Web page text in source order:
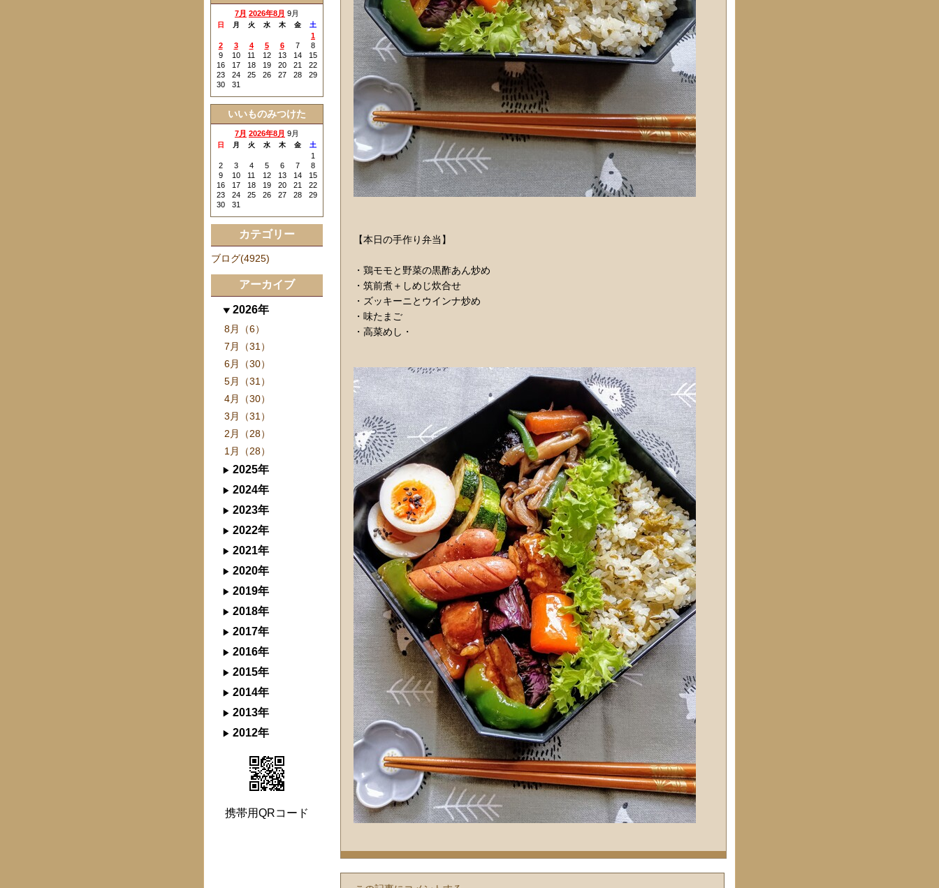
【本日の手作り弁当】
・鶏モモと野菜の黒酢あん炒め
・筑前煮＋しめじ炊合せ
・ズッキーニとウインナ炒め
・味たまご
・高菜めし・
7月 2026年8月 9月
日 月 火 水 木 金 土
1
2
3 4 5 6 7
8
9
10 11 12 13 14
15
16
17 18 19 20 21
22
23
24 25 26 27 28
29
30
31
いいものみつけた
7月 2026年8月 9月
日 月 火 水 木 金 土
1
2
3 4 5 6 7
8
9
10 11 12 13 14
15
16
17 18 19 20 21
22
23
24 25 26 27 28
29
30
31
カテゴリー
ブログ(4925)
アーカイブ
2026年
8月（6）
7月（31）
6月（30）
5月（31）
4月（30）
3月（31）
2月（28）
1月（28）
2025年
2024年
2023年
2022年
2021年
2020年
2019年
2018年
2017年
2016年
2015年
2014年
2013年
2012年
携帯用QRコード